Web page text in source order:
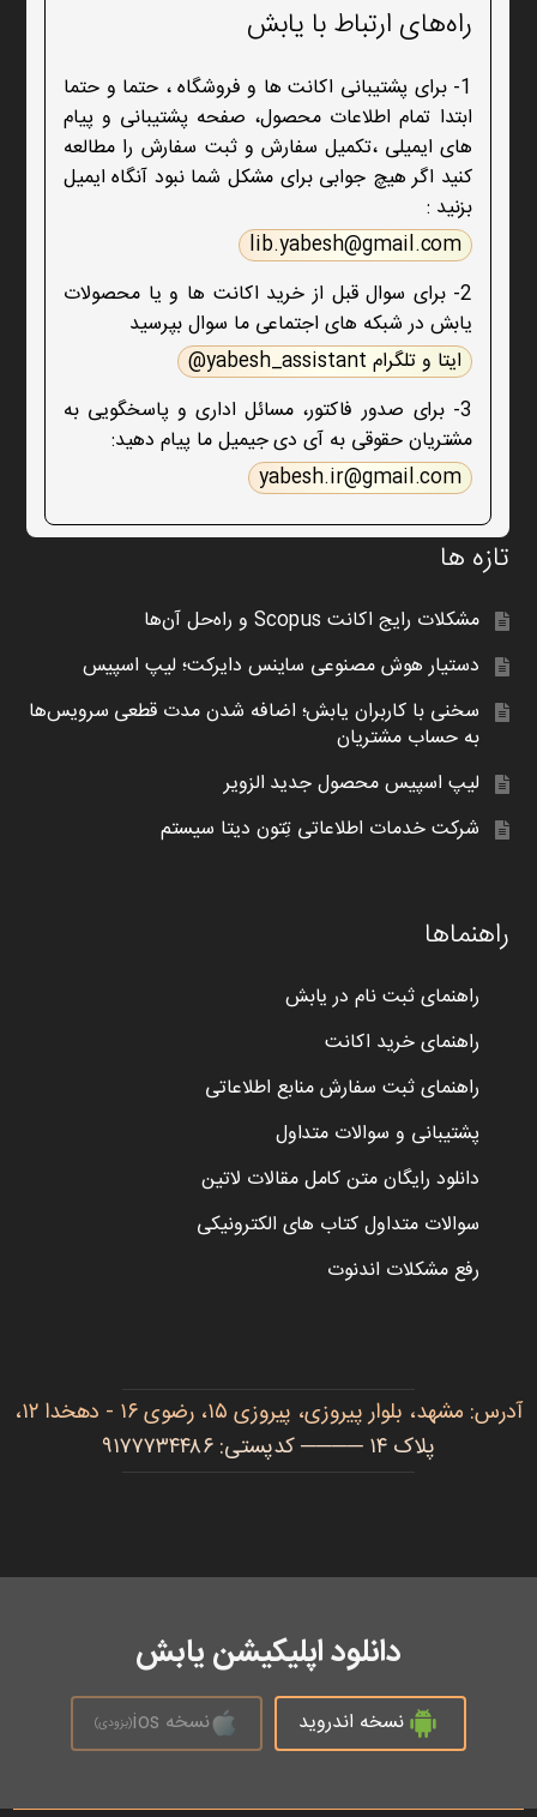
راه‌های ارتباط با یابش
1- برای پشتیبانی اکانت ها و فروشگاه ، حتما و حتما
ابتدا تمام اطلاعات محصول، صفحه پشتیبانی و پیام
های ایمیلی ،تکمیل سفارش و ثبت سفارش را مطالعه
کنید اگر هیچ جوابی برای مشکل شما نبود آنگاه ایمیل
بزنید :
lib.yabesh@gmail.com
2- برای سوال قبل از خرید اکانت ها و یا محصولات
یابش در شبکه های اجتماعی ما سوال بپرسید
ایتا و تلگرام yabesh_assistant@
3- برای صدور فاکتور، مسائل اداری و پاسخگویی به
مشتریان حقوقی به آی دی جیمیل ما پیام دهید:
yabesh.ir@gmail.com
تازه ها
مشکلات رایج اکانت Scopus و راه‌حل آن‌ها
دستیار هوش مصنوعی ساینس دایرکت؛ لیپ اسپیس
سخنی با کاربران یابش؛ اضافه شدن مدت قطعی سرویس‌ها
به حساب مشتریان
لیپ اسپیس محصول جدید الزویر
شرکت خدمات اطلاعاتی تِتون دیتا سیستم
راهنماها
راهنمای ثبت نام در یابش
راهنمای خرید اکانت
راهنمای ثبت سفارش منابع اطلاعاتی
پشتیبانی و سوالات متداول
دانلود رایگان متن کامل مقالات لاتین
سوالات متداول کتاب های الکترونیکی
رفع مشکلات اندنوت
آدرس: مشهد، بلوار پیروزی، پیروزی ۱۵، رضوی ۱۶ - دهخدا ۱۲،
پلاک ۱۴ ──── کدپستی: ۹۱۷۷۷۳۴۴۸۶
دانلود اپلیکیشن یابش
نسخه اندروید نسخه ios (بزودی)